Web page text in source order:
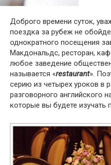
Доброго времени суток,
поездка за рубеж не
однократного посещения
Макдональдс, ресторан,
любое заведение
называется «restau­rant».
серию из четырех уроков в
разговорного английского
которые вы будете изучать